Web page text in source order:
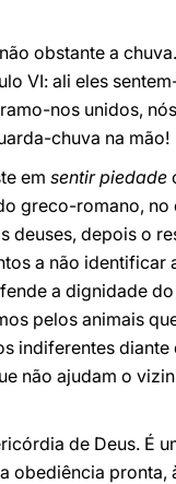
obstante a
VI: ali eles
nos unidos,
chuva na mão!
em sentir piedade
greco-romano, no
deuses, depois o
a não identificar
a dignidade
pelos animais
indiferentes
não ajudam o
de Deus. É
obediência pronta,